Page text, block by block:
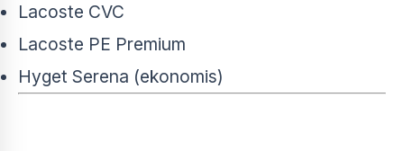
Lacoste CVC
Lacoste PE Premium
Hyget Serena (ekonomis)